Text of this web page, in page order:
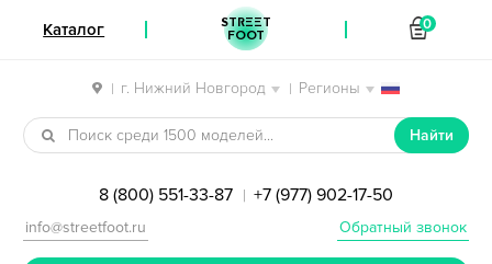
| г. Нижний Новгород | Регионы
Перейти к навигации
Перейти к содержимому
Найти
8 (800) 551-33-87 | +7 (977) 902-17-50
Обратный звонок
info@streetfoot.ru
Каталог STREET
FOOT
0